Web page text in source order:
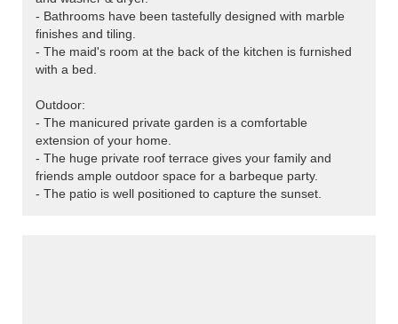
- Bathrooms have been tastefully designed with marble
finishes and tiling.
- The maid's room at the back of the kitchen is furnished
with a bed.
Outdoor:
- The manicured private garden is a comfortable
extension of your home.
- The huge private roof terrace gives your family and
friends ample outdoor space for a barbeque party.
- The patio is well positioned to capture the sunset.